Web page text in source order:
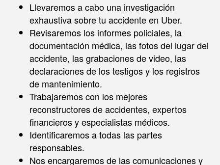
Llevaremos a cabo una investigación
exhaustiva sobre tu accidente en Uber.
Revisaremos los informes policiales, la
documentación médica, las fotos del lugar del
accidente, las grabaciones de video, las
declaraciones de los testigos y los registros
de mantenimiento.
Trabajaremos con los mejores
reconstructores de accidentes, expertos
financieros y especialistas médicos.
Identificaremos a todas las partes
responsables.
Nos encargaremos de las comunicaciones y